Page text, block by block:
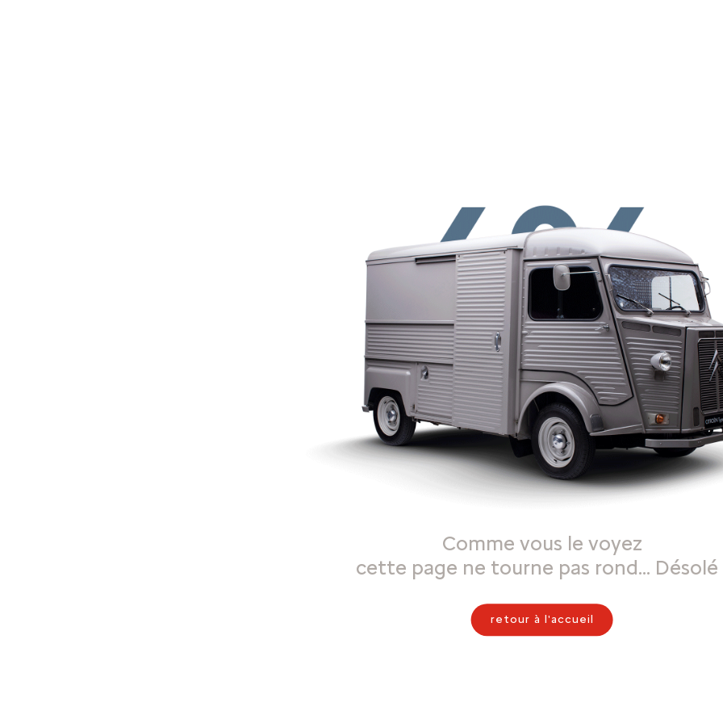
Comme vous le voyez
cette page ne tourne pas rond… Désolé
retour à l'accueil